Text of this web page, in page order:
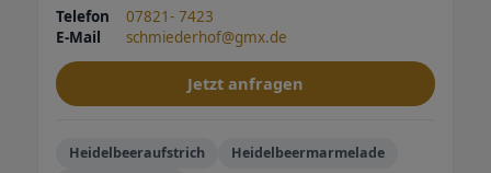
Telefon
07821- 7423
E-Mail
schmiederhof@gmx.de
Jetzt anfragen
Heidelbeeraufstrich
Heidelbeermarmelade